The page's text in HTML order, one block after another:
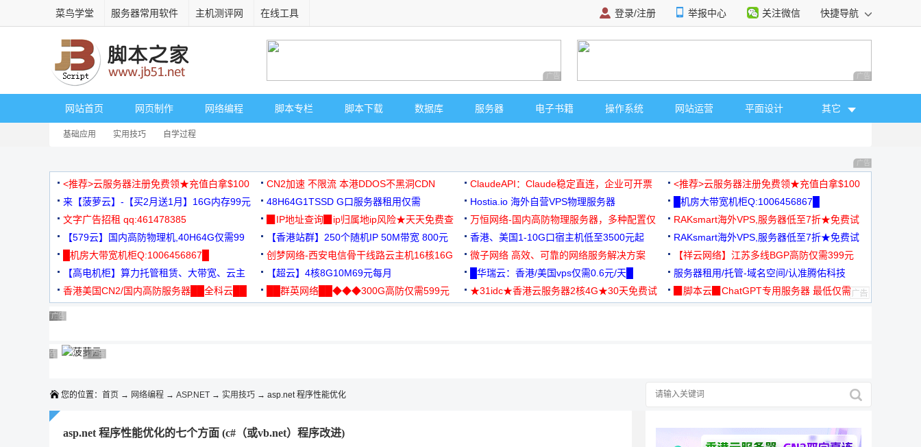
菜鸟学堂 服务器常用软件 主机测评网 在线工具 登录/注册 举报中心 关注微信 快捷导航
广告 商业广告，理性选择 广告 商业广告，理
网站首页 网页制作 网络编程 脚本专栏 脚本下载 数据库 服务器 电子书籍 操作系统 网站运营 平面设计 其它
基础应用 实用技巧 自学过程
广告 商业广告，理
<推荐>云服务器注册免费领★充值白拿$100 CN2加速 不限流 本港DDOS不黑洞CDN ClaudeAPI：Claude稳定直连，企业可开票
<推荐>云服务器注册免费领★充值白拿$100
来【菠萝云】-【买2月送1月】16G内存99元
48H64G1TSSD G口服务器租用仅需
3000+可免费测试
Hostia.io 海外自营VPS物理服务器
█机房大带宽机柜Q:1006456867█
文字广告招租 qq:461478385
▉IP地址查询▉ip归属地ip风险★天天免费查
万恒网络-国内高防物理服务器，多种配置仅
99元/月起
RAKsmart海外VPS,服务器低至7折★免费试
用★
【579云】国内高防物理机,40H64G仅需99
元
【香港站群】250个随机IP 50M带宽 800元 香港、美国1-10G口宿主机低至3500元起
RAKsmart海外VPS,服务器低至7折★免费试
用★
█机房大带宽机柜Q:1006456867█
创梦网络-西安电信骨干线路云主机16核16G
88元/月
微子网络 高效、可靠的网络服务解决方案
【祥云网络】江苏多线BGP高防仅需399元
【高电机柜】算力托管租赁、大带宽、云主
机
【超云】4核8G10M69元每月 █华瑞云：香港/美国vps仅需0.6元/天█
服务器租用/托管-域名空间/认准腾佑科技
香港美国CN2/国内高防服务器██全科云██
██群英网络██◆◆◆300G高防仅需599元
★31idc★香港云服务器2核4G★30天免费试
▉脚本云▉ChatGPT专用服务器 最低仅需
广告 商业广告，理性选择
广告 商业广告，理性选择
广告 商业广告，理性选择
广告 商业广告，理性选择
广告 商业广告，理性选择
广告 商业广告，理性选择
广告 商业广告，理性选择
广告 商业广告，理性选择广告 商业广告，理性选择
广告 商业广告，理性选择
您的位置： 首页 → 网络编程 → ASP.NET → 实用技巧 → asp.net 程序性能优化
asp.net 程序性能优化的七个方面 (c#（或vb.net）程序改进)